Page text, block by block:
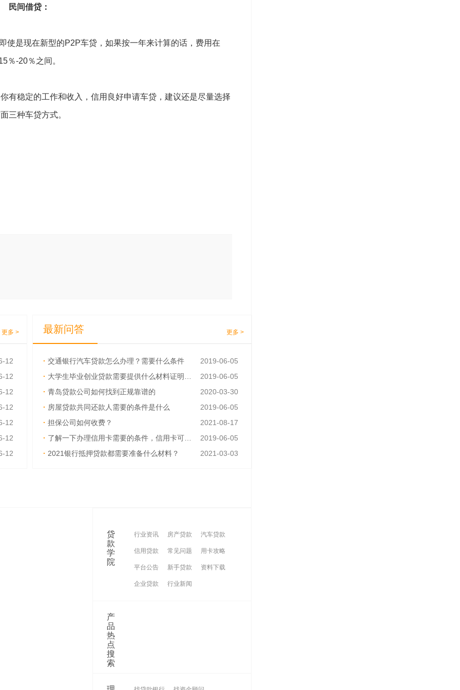
民间借贷：
使是现在新型的P2P车贷，如果按一年来计算的话，费用在
％-20％之间。
有稳定的工作和收入，信用良好申请车贷，建议还是尽量选择
三种车贷方式。
更多 >
12
12
12
12
12
12
12
最新问答 更多 >
· 交通银行汽车贷款怎么办理？需要什么条件
2019-06-05
· 大学生毕业创业贷款需要提供什么材料证明呢？
2019-06-05
· 青岛贷款公司如何找到正规靠谱的
2020-03-30
· 房屋贷款共同还款人需要的条件是什么
2019-06-05
· 担保公司如何收费？
2021-08-17
· 了解一下办理信用卡需要的条件，信用卡可以异地激活吗
2019-06-05
· 2021银行抵押贷款都需要准备什么材料？
2021-03-03
贷
款
学
院
行业资讯 房产贷款 汽车贷款
信用贷款 常见问题 用卡攻略
平台公告 新手贷款 资料下载
企业贷款 行业新闻
产
品
热
点
搜
索